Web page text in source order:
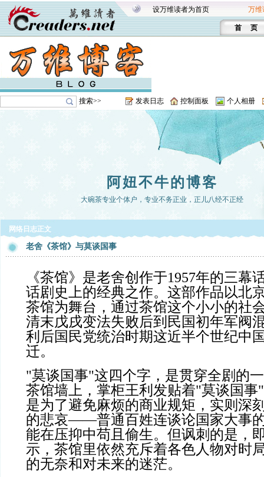
设万维读者为首页 万维
首 页
搜索>> 发表日志 控制面板 个人相册
阿妞不牛的博客
大碗茶专业个体户，专业不务正业，正儿八经不正经
网络日志正文
老舍《茶馆》与莫谈国事
《茶馆》是老舍创作于1957年的三幕
话剧史上的经典之作。这部作品以北
茶馆为舞台，通过茶馆这个小小的社
清末戊戌变法失败后到民国初年军阀
利后国民党统治时期这近半个世纪中
迁。
"莫谈国事"这四个字，是贯穿全剧的
茶馆墙上，掌柜王利发贴着"莫谈国事"
是为了避免麻烦的商业规矩，实则深
的悲哀——普通百姓连谈论国家大事
能在压抑中苟且偷生。但讽刺的是，
示，茶馆里依然充斥着各色人物对时
的无奈和对未来的迷茫。